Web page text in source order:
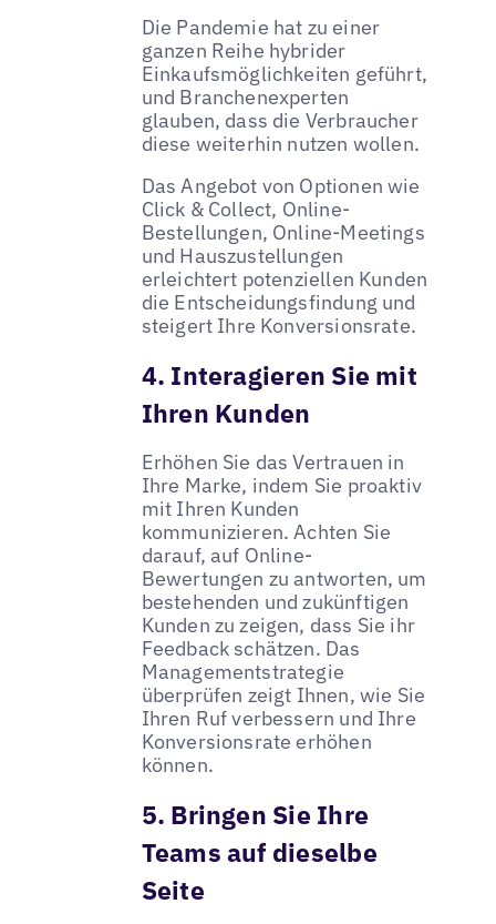
Die Pandemie hat zu einer
ganzen Reihe hybrider
Einkaufsmöglichkeiten geführt,
und Branchenexperten
glauben, dass die Verbraucher
diese weiterhin nutzen wollen.
Das Angebot von Optionen wie
Click & Collect, Online-
Bestellungen, Online-Meetings
und Hauszustellungen
erleichtert potenziellen Kunden
die Entscheidungsfindung und
steigert Ihre Konversionsrate.
4. Interagieren Sie mit
Ihren Kunden
Erhöhen Sie das Vertrauen in
Ihre Marke, indem Sie proaktiv
mit Ihren Kunden
kommunizieren. Achten Sie
darauf, auf Online-
Bewertungen zu antworten, um
bestehenden und zukünftigen
Kunden zu zeigen, dass Sie ihr
Feedback schätzen. Das
Managementstrategie
überprüfen zeigt Ihnen, wie Sie
Ihren Ruf verbessern und Ihre
Konversionsrate erhöhen
können.
5. Bringen Sie Ihre
Teams auf dieselbe
Seite